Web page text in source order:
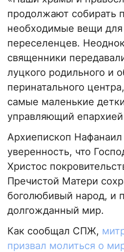
продолжают собирать
необходимые вещи
переселенцев.
священники
луцкого родильного и
перинатального
самые маленькие
управляющий
Архиепископ Нафанаил
уверенность, что
Христос
Пречистой Матери
боголюбивый народ, и
долгожданный мир.
Как сообщал СПЖ,
призвал молиться о